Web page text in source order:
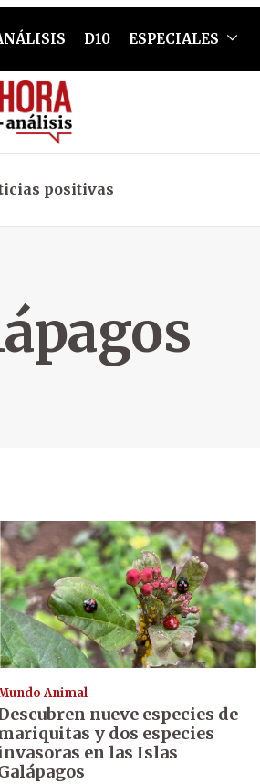
D10 ESPECIALES
positivas
Animal
nueve especies de
y dos especies
en las Islas